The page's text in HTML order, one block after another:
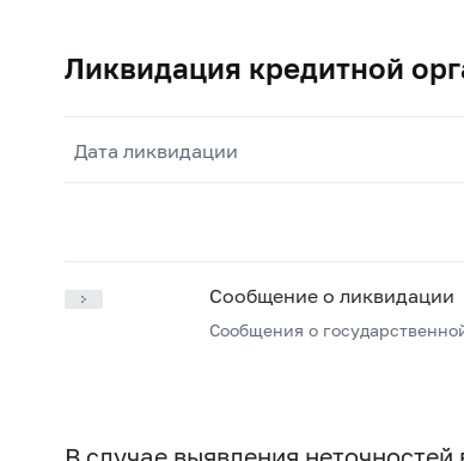
Ликвидация кредитной
Дата ликвидации
Сообщение о ликвидации
Сообщения о